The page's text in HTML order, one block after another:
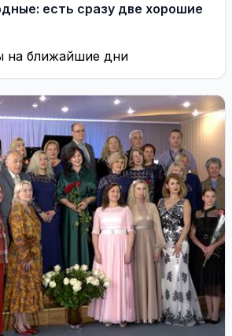
есть сразу две хорошие
на ближайшие дни